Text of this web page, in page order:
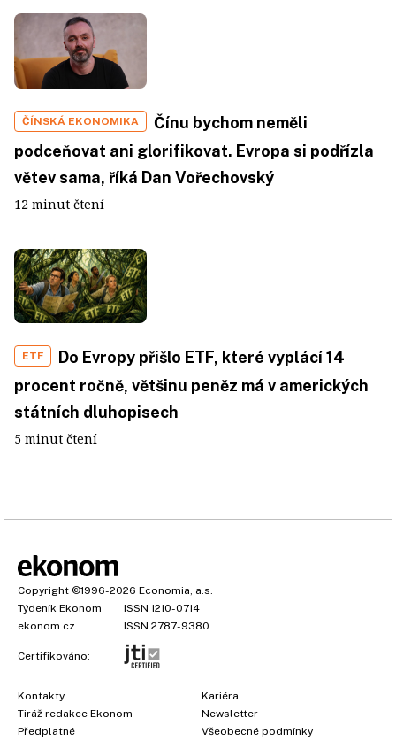
ČÍNSKÁ EKONOMIKA
Čínu bychom neměli
podceňovat ani glorifikovat. Evropa si podřízla
větev sama, říká Dan Vořechovský
12 minut čtení
ETF
Do Evropy přišlo ETF, které vyplácí 14
procent ročně, většinu peněz má v amerických
státních dluhopisech
5 minut čtení
Copyright ©1996-2026 Economia, a.s.
Týdeník Ekonom
ISSN 1210-0714
ekonom.cz
ISSN 2787-9380
Certifikováno:
Kontakty
Tiráž redakce Ekonom
Předplatné
Kariéra
Newsletter
Všeobecné podmínky